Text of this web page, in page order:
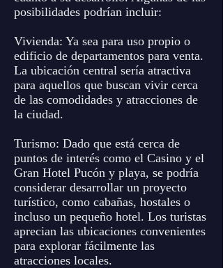
posibilidades podrían incluir:
Vivienda: Ya sea para uso propio o
edificio de departamentos para venta.
La ubicación central sería atractiva
para aquellos que buscan vivir cerca
de las comodidades y atracciones de
la ciudad.
Turismo: Dado que está cerca de
puntos de interés como el Casino y el
Gran Hotel Pucón y playa, se podría
considerar desarrollar un proyecto
turístico, como cabañas, hostales o
incluso un pequeño hotel. Los turistas
aprecian las ubicaciones convenientes
para explorar fácilmente las
atracciones locales.